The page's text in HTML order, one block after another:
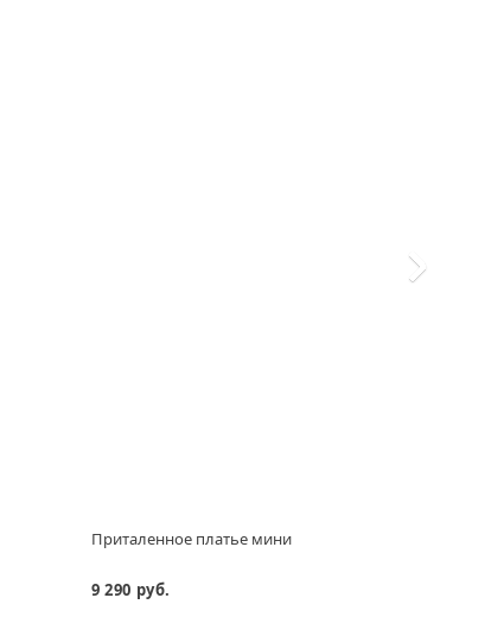
Приталенное платье мини
9 290 руб.